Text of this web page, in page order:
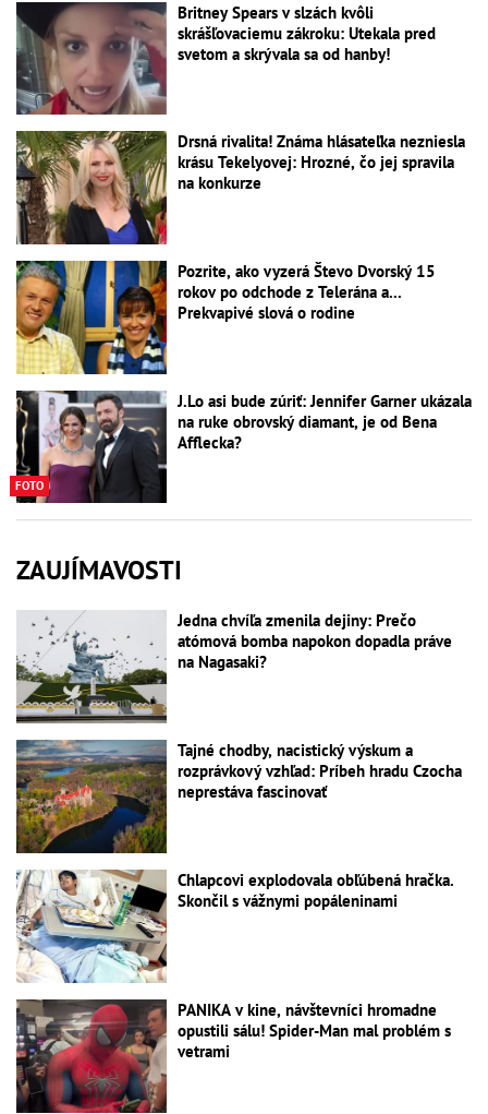
Britney Spears v slzách kvôli
skrášľovaciemu zákroku: Utekala pred
svetom a skrývala sa od hanby!
Drsná rivalita! Známa hlásateľka nezniesla
krásu Tekelyovej: Hrozné, čo jej spravila
na konkurze
Pozrite, ako vyzerá Števo Dvorský 15
rokov po odchode z Telerána a...
Prekvapivé slová o rodine
FOTO
J.Lo asi bude zúriť: Jennifer Garner ukázala
na ruke obrovský diamant, je od Bena
Afflecka?
ZAUJÍMAVOSTI
Jedna chvíľa zmenila dejiny: Prečo
atómová bomba napokon dopadla práve
na Nagasaki?
Tajné chodby, nacistický výskum a
rozprávkový vzhľad: Príbeh hradu Czocha
neprestáva fascinovať
Chlapcovi explodovala obľúbená hračka.
Skončil s vážnymi popáleninami
PANIKA v kine, návštevníci hromadne
opustili sálu! Spider-Man mal problém s
vetrami